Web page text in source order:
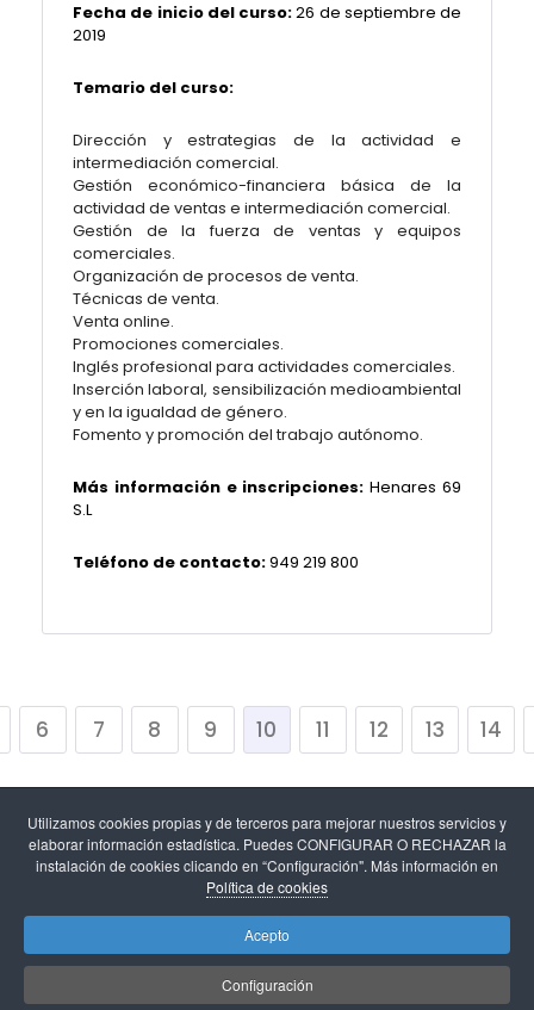
Utilizamos cookies propias y de terceros para mejorar nuestros servicios y
elaborar información estadística. Puedes CONFIGURAR O RECHAZAR la
instalación de cookies clicando en “Configuración". Más información en
Política de cookies
Acepto
Configuración
Fecha de inicio del curso:26 de septiembre de
2019
Temario del curso:
Dirección y estrategias de la actividad e
intermediación comercial.
Gestión económico-financiera básica de la
actividad de ventas e intermediación comercial.
Gestión de la fuerza de ventas y equipos
comerciales.
Organización de procesos de venta.
Técnicas de venta.
Venta online.
Promociones comerciales.
Inglés profesional para actividades comerciales.
Inserción laboral, sensibilización medioambiental
y en la igualdad de género.
Fomento y promoción del trabajo autónomo.
Más información e inscripciones: Henares 69
S.L
Teléfono de contacto:949 219 800
6 7 8 9 10 11 12 13 14
Política de cookies y configuración de
cookies-Protección de datos.